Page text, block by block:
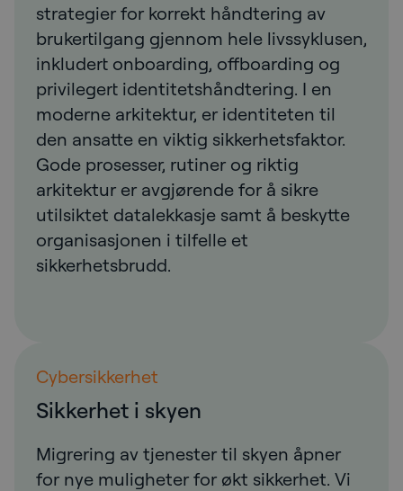
strategier for korrekt håndtering av
brukertilgang gjennom hele livssyklusen,
inkludert onboarding, offboarding og
privilegert identitetshåndtering. I en
moderne arkitektur, er identiteten til
den ansatte en viktig sikkerhetsfaktor.
Gode prosesser, rutiner og riktig
arkitektur er avgjørende for å sikre
utilsiktet datalekkasje samt å beskytte
organisasjonen i tilfelle et
sikkerhetsbrudd.
Cybersikkerhet
Sikkerhet i skyen
Migrering av tjenester til skyen åpner
for nye muligheter for økt sikkerhet. Vi